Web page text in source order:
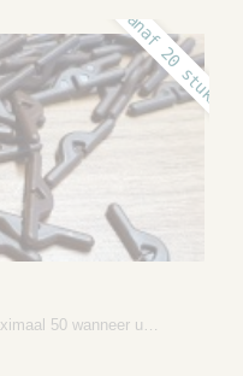
Vanaf 20 stuks
50 wanneer u…